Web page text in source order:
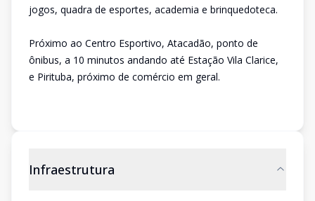
jogos, quadra de esportes, academia e brinquedoteca.
Próximo ao Centro Esportivo, Atacadão, ponto de
ônibus, a 10 minutos andando até Estação Vila Clarice,
e Pirituba, próximo de comércio em geral.
Infraestrutura